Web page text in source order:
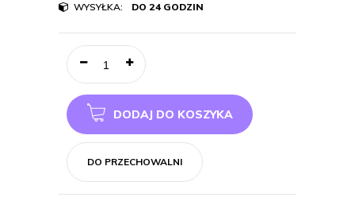
WYSYŁKA: DO 24 GODZIN
DODAJ DO KOSZYKA
DO PRZECHOWALNI